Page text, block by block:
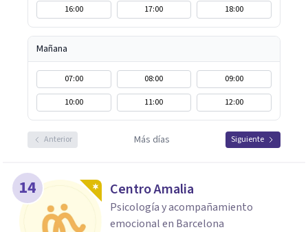
16:00
17:00 18:00
Mañana
07:00 08:00
09:00
10:00
11:00 12:00
Anterior Más días Siguiente
14 Centro Amalia
Psicología y acompañamiento
emocional en Barcelona